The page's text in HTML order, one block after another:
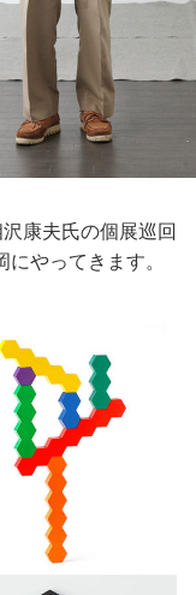
康夫氏の個展巡回
やってきます。